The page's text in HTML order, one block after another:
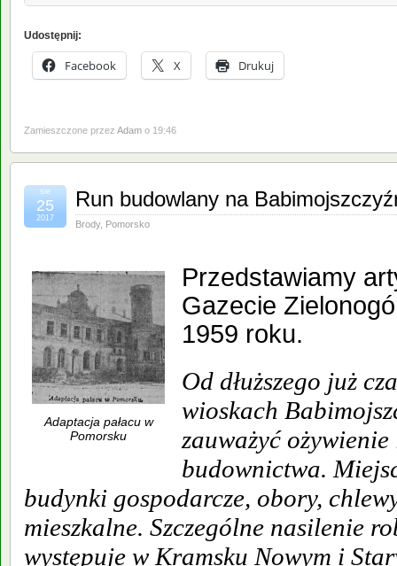
Udostępnij:
Facebook X Drukuj
Zamieszczone przez Adam o 19:46
Run budowlany na
Brody, Pomorsko
sie
25
2017
Adaptacja pałacu w
Pomorsku
Przedstawiamy
Gazecie
1959 roku.
Od dłuższego już
wioskach
zauważyć
budownictwa.
budynki gospodarcze, obory,
mieszkalne. Szczególne nasilenie
występuje w Kramsku Nowym i